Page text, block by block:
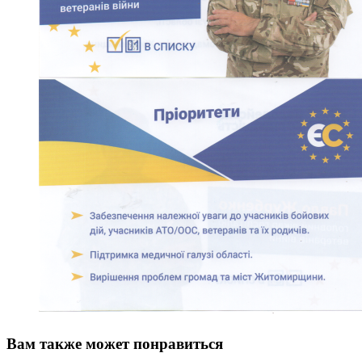
Вам также может понравиться